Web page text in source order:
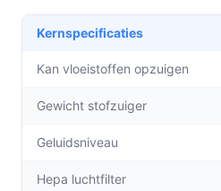
huisdierharen wilt
schoonmaaksessies
gebruikstijd van 30
bronnen noemen andere
Belangrijkste check:
Kernspecificaties
Kan vloeistoffen opzuigen
Gewicht stofzuiger
Geluidsniveau
Hepa luchtfilter